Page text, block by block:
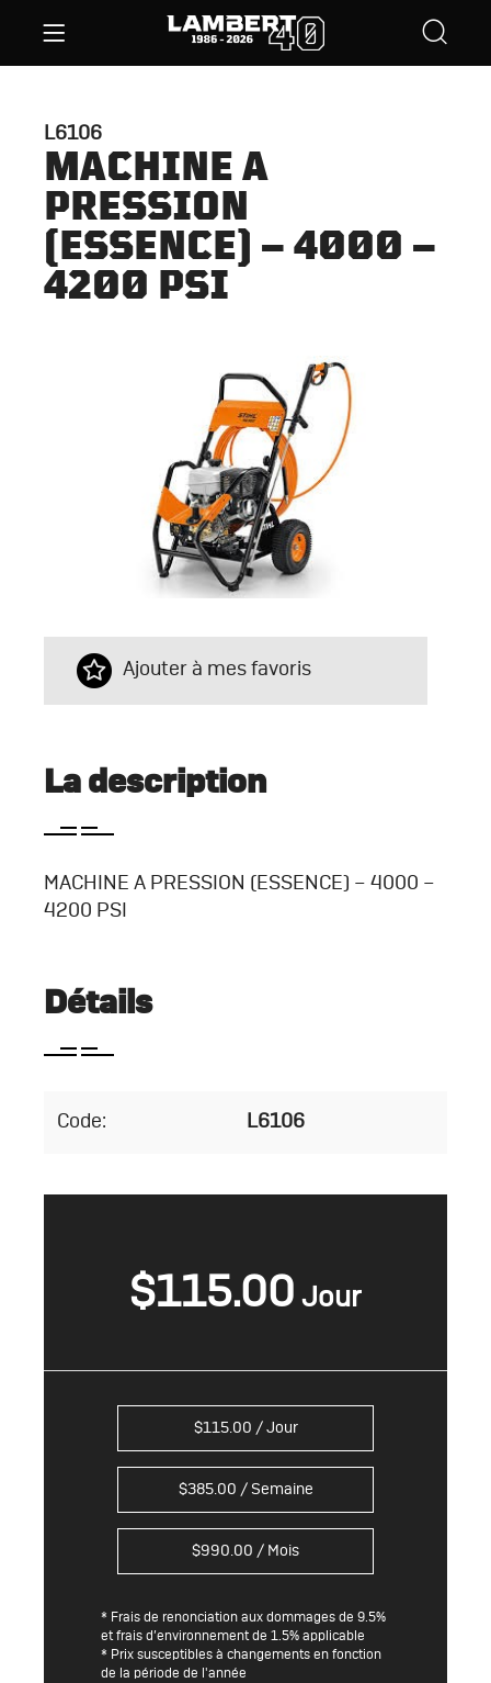
L6106
MACHINE A
PRESSION
(ESSENCE) – 4000 –
4200 PSI
Ajouter à mes favoris
La description
MACHINE A PRESSION (ESSENCE) – 4000 –
4200 PSI
Détails
Code: L6106
$115.00
$115.00 / Jour
$385.00 / Semaine
$990.00 / Mois
* Frais de renonciation aux dommages de 9.5%
et frais d’environnement de 1.5% applicable
* Prix susceptibles à changements en fonction
de la période de l'année